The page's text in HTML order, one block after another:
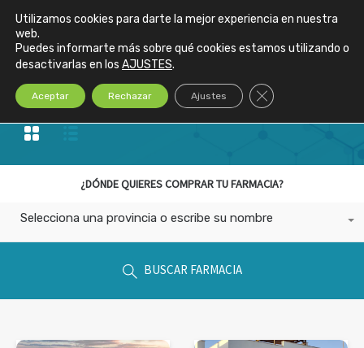
Farmacias en venta en
Cádiz
¿DÓNDE QUIERES COMPRAR TU FARMACIA?
Selecciona una provincia o escribe su nombre
BUSCAR FARMACIA
Utilizamos cookies para darte la mejor experiencia en nuestra
web.
Puedes informarte más sobre qué cookies estamos utilizando o
desactivarlas en los AJUSTES.
Aceptar Rechazar Ajustes Cerrar el banner de